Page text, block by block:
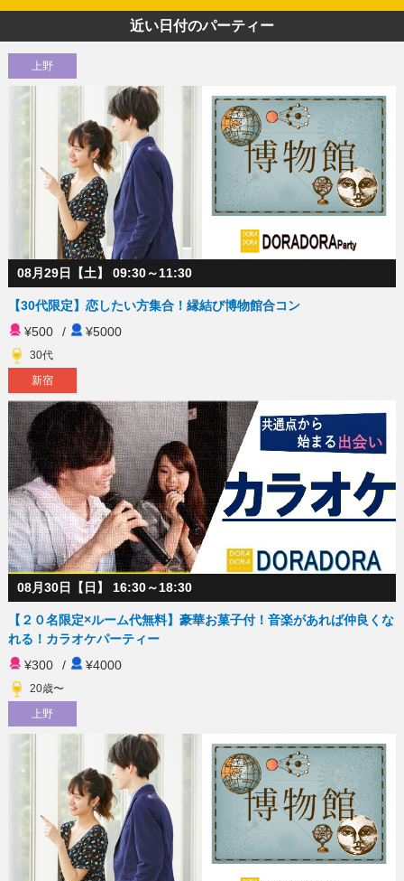
近い日付のパーティー
上野
08月29日【土】 09:30～11:30
【30代限定】恋したい方集合！縁結び博物館合コン
¥500
/ ¥5000
30代
新宿
08月30日【日】 16:30～18:30
【２０名限定×ルーム代無料】豪華お菓子付！音楽があれば仲良くな
れる！カラオケパーティー
¥300
/ ¥4000
20歳〜
上野